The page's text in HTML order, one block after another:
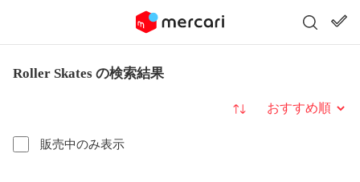
Roller Skates の検索結果
販売中のみ表示
並び替え